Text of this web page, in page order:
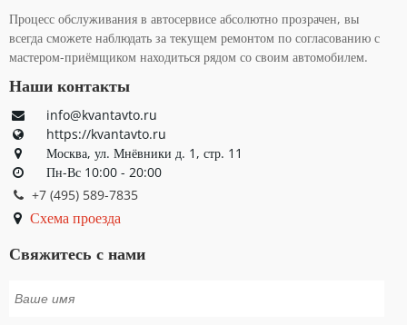
Процесс обслуживания в автосервисе абсолютно прозрачен, вы
всегда сможете наблюдать за текущем ремонтом по согласованию с
мастером-приёмщиком находиться рядом со своим автомобилем.
Наши контакты
info@kvantavto.ru
https://kvantavto.ru
Москва, ул. Мнёвники д. 1, стр. 11
Пн-Вс 10:00 - 20:00
+7 (495) 589-7835
Схема проезда
Свяжитесь с нами